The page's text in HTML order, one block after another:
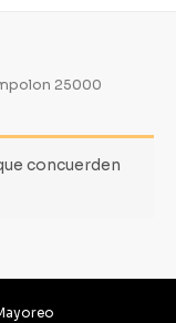
25000
concuerden